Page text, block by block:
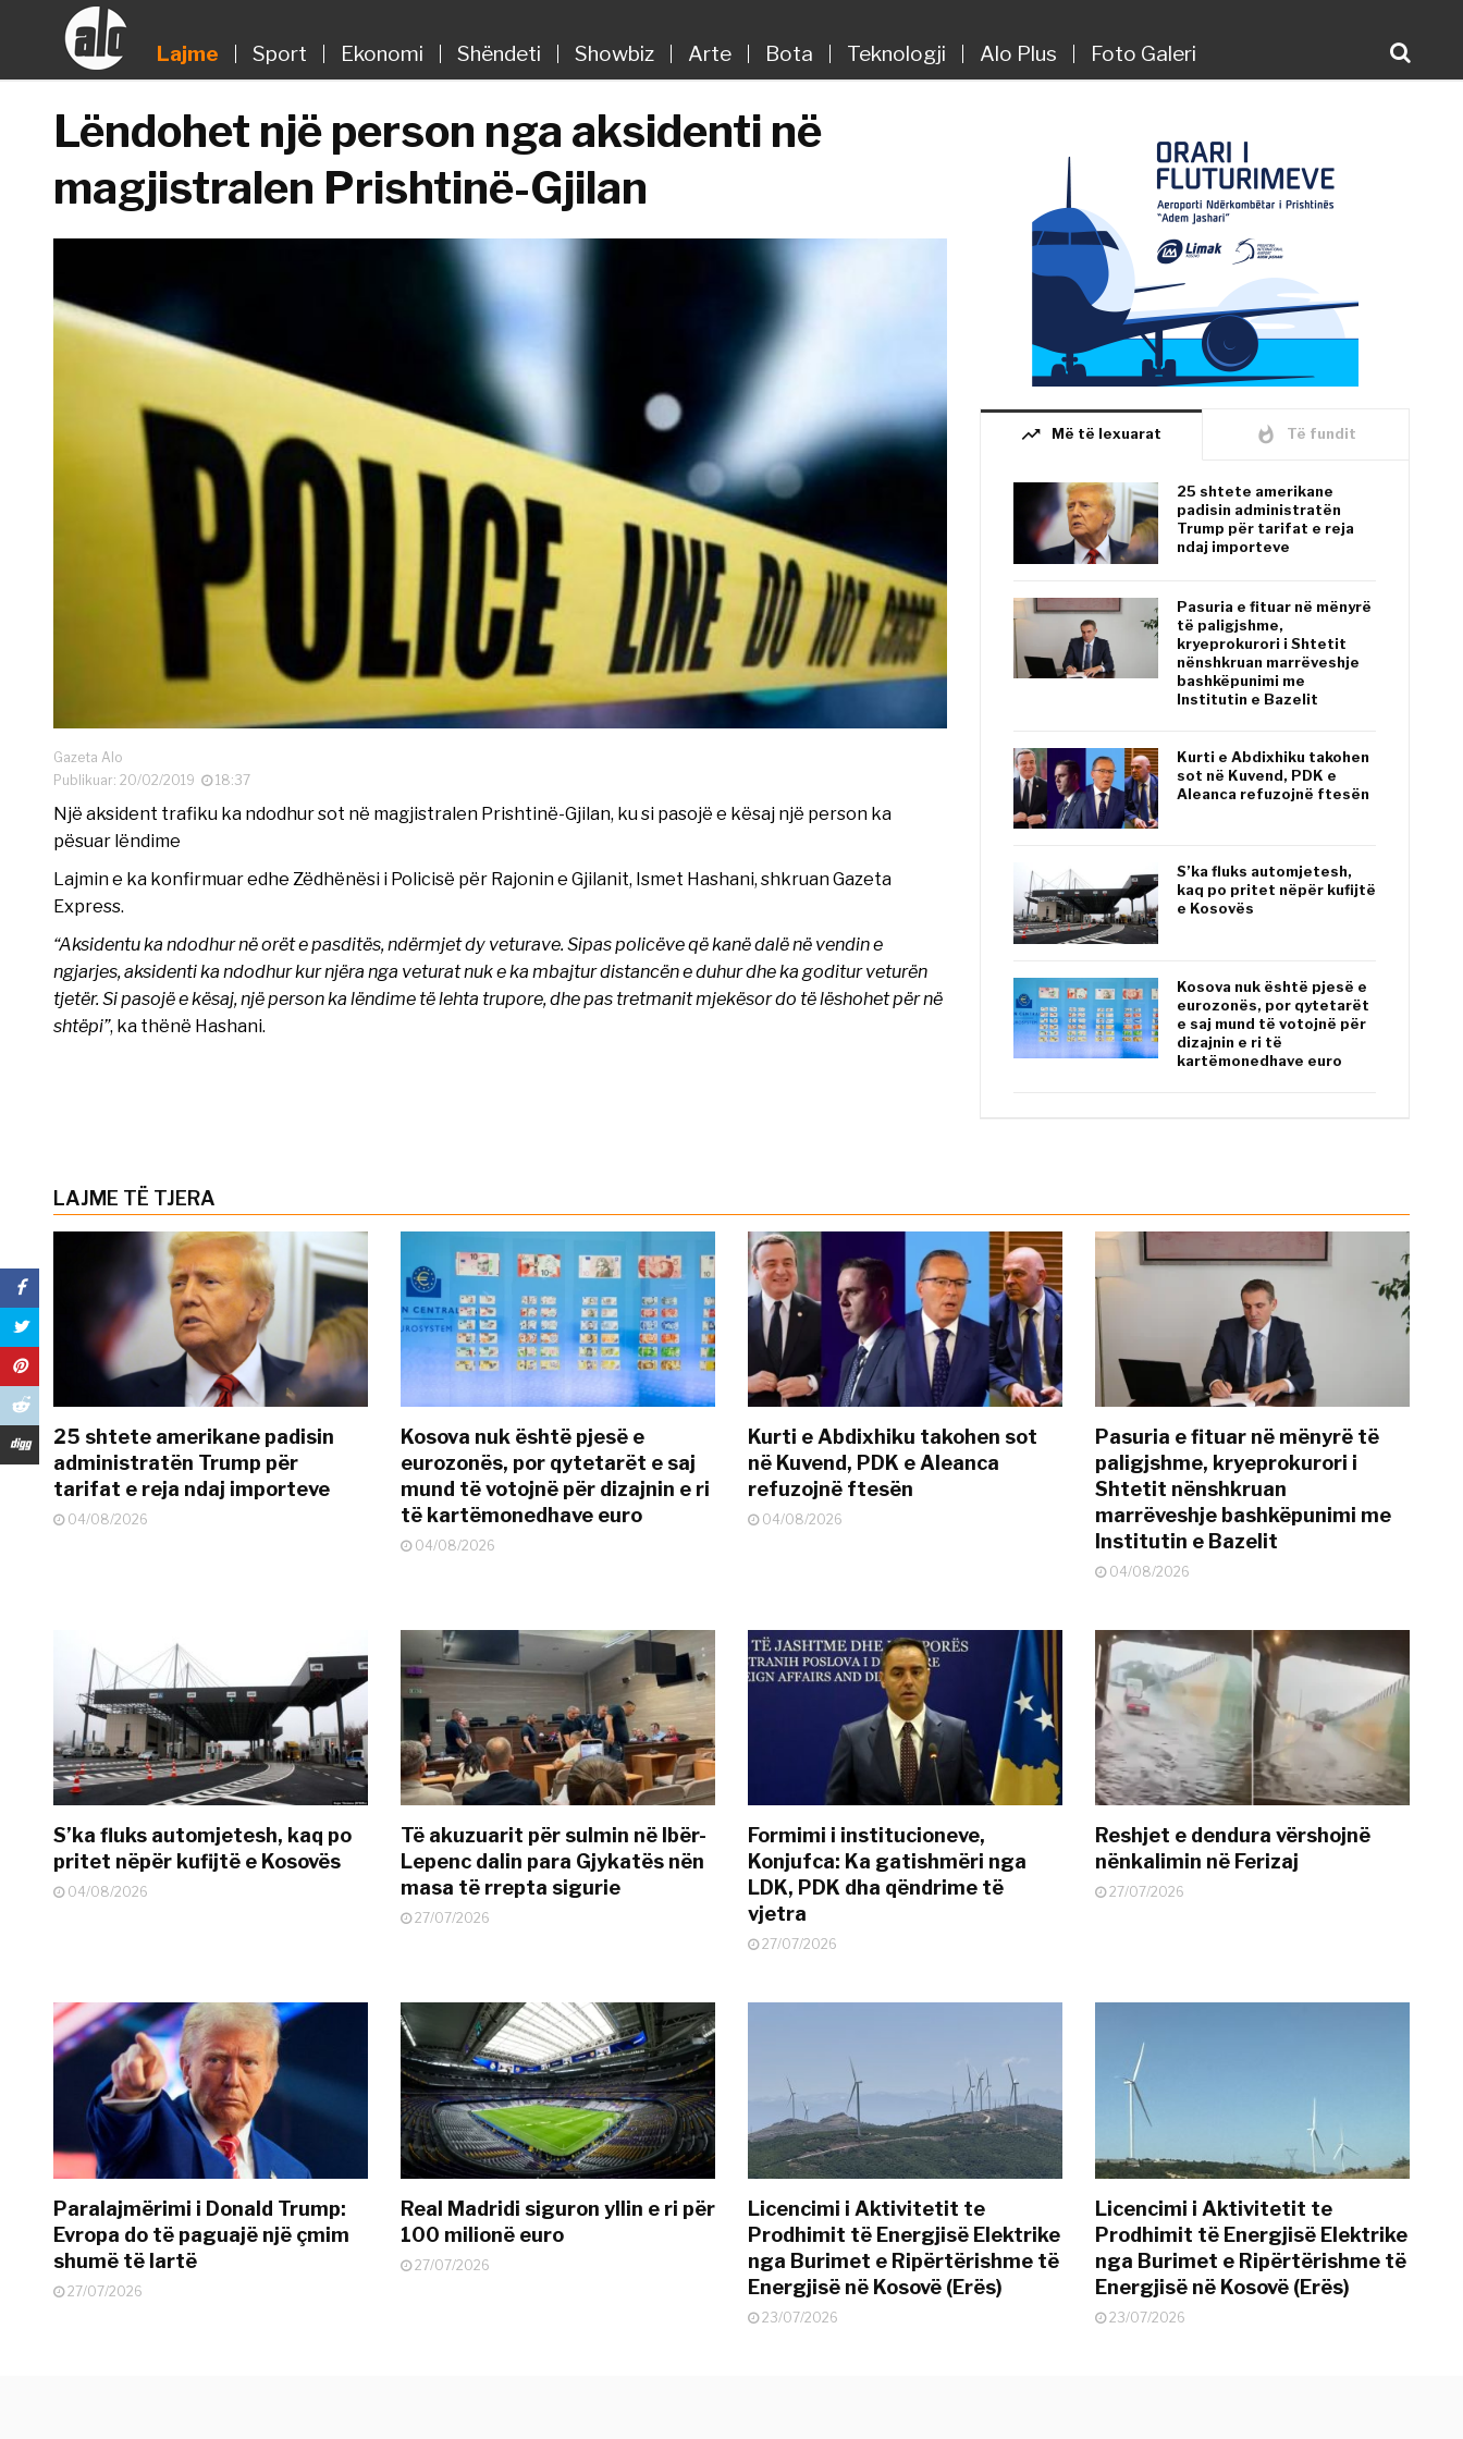
Lajme Sport Ekonomi Shëndeti Showbiz Arte Bota Teknologji Alo Plus Foto Galeri
Lëndohet një person nga aksidenti në
magjistralen Prishtinë-Gjilan
Gazeta Alo
Publikuar: 20/02/2019
18:37
Një aksident trafiku ka ndodhur sot në magjistralen Prishtinë-Gjilan, ku si pasojë e kësaj një person ka
pësuar lëndime
Lajmin e ka konfirmuar edhe Zëdhënësi i Policisë për Rajonin e Gjilanit, Ismet Hashani, shkruan Gazeta
Express.
“Aksidentu ka ndodhur në orët e pasditës, ndërmjet dy veturave. Sipas policëve që kanë dalë në vendin e
ngjarjes, aksidenti ka ndodhur kur njëra nga veturat nuk e ka mbajtur distancën e duhur dhe ka goditur veturën
tjetër. Si pasojë e kësaj, një person ka lëndime të lehta trupore, dhe pas tretmanit mjekësor do të lëshohet për në
shtëpi”, ka thënë Hashani.
trending_up Më të lexuarat whatshot Të fundit
25 shtete amerikane
padisin administratën
Trump për tarifat e reja
ndaj importeve
Pasuria e fituar në mënyrë
të paligjshme,
kryeprokurori i Shtetit
nënshkruan marrëveshje
bashkëpunimi me
Institutin e Bazelit
Kurti e Abdixhiku takohen
sot në Kuvend, PDK e
Aleanca refuzojnë ftesën
S’ka fluks automjetesh,
kaq po pritet nëpër kufijtë
e Kosovës
Kosova nuk është pjesë e
eurozonës, por qytetarët
e saj mund të votojnë për
dizajnin e ri të
kartëmonedhave euro
LAJME TË TJERA
25 shtete amerikane padisin
administratën Trump për
tarifat e reja ndaj importeve
04/08/2026
Kosova nuk është pjesë e
eurozonës, por qytetarët e saj
mund të votojnë për dizajnin e ri
të kartëmonedhave euro
04/08/2026
Kurti e Abdixhiku takohen sot
në Kuvend, PDK e Aleanca
refuzojnë ftesën
04/08/2026
Pasuria e fituar në mënyrë të
paligjshme, kryeprokurori i
Shtetit nënshkruan
marrëveshje bashkëpunimi me
Institutin e Bazelit
04/08/2026
S’ka fluks automjetesh, kaq po
pritet nëpër kufijtë e Kosovës
04/08/2026
Të akuzuarit për sulmin në Ibër-
Lepenc dalin para Gjykatës nën
masa të rrepta sigurie
27/07/2026
Formimi i institucioneve,
Konjufca: Ka gatishmëri nga
LDK, PDK dha qëndrime të
vjetra
27/07/2026
Reshjet e dendura vërshojnë
nënkalimin në Ferizaj
27/07/2026
Paralajmërimi i Donald Trump:
Evropa do të paguajë një çmim
shumë të lartë
27/07/2026
Real Madridi siguron yllin e ri për
100 milionë euro
27/07/2026
Licencimi i Aktivitetit te
Prodhimit të Energjisë Elektrike
nga Burimet e Ripërtërishme të
Energjisë në Kosovë (Erës)
23/07/2026
Licencimi i Aktivitetit te
Prodhimit të Energjisë Elektrike
nga Burimet e Ripërtërishme të
Energjisë në Kosovë (Erës)
23/07/2026